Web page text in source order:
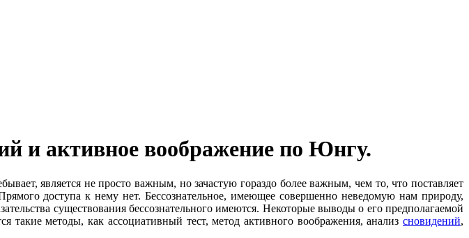
и активное воображение по Юнгу.
является не просто важным, но зачастую гораздо более важным, чем то, что поставляет
доступа к нему нет. Бессознательное, имеющее совершенно неведомую нам природу,
существования бессознательного имеются. Некоторые выводы о его предполагаемой
такие методы, как ассоциативный тест, метод активного воображения, анализ сновидений,